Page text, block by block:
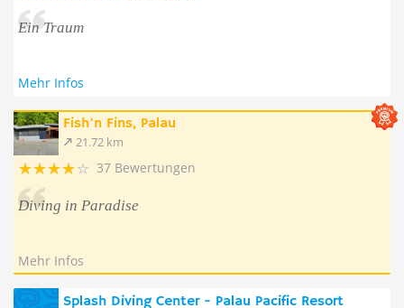
Ein Traum
Mehr Infos
Fish'n Fins, Palau
21.72 km
37 Bewertungen
Diving in Paradise
Mehr Infos
Splash Diving Center - Palau Pacific Resort